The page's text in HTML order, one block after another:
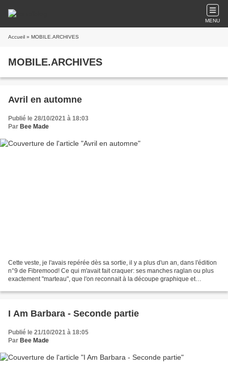
MENU
Accueil » MOBILE.ARCHIVES
MOBILE.ARCHIVES
Avril en automne
Publié le 28/10/2021 à 18:03
Par Bee Made
Cette veste, je l'avais repérée dès sa sortie, il y a plus d'un an, dans l'édition
n°9 de Fibremood! Ce qui m'avait fait craquer: ses manches raglan ou plus
exactement "marteau", que l'on reconnait à la découpe graphique et
I Am Barbara - Seconde partie
Publié le 21/10/2021 à 18:05
Par Bee Made